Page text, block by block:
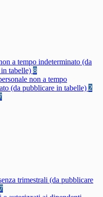
a tempo indeterminato (da
tabelle) 8
non a tempo
(da pubblicare in tabelle) 2
trimestrali (da pubblicare
7